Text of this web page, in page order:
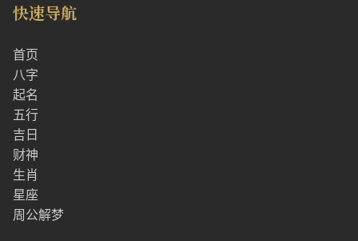
快速导航
首页
八字
起名
五行
吉日
财神
生肖
星座
周公解梦